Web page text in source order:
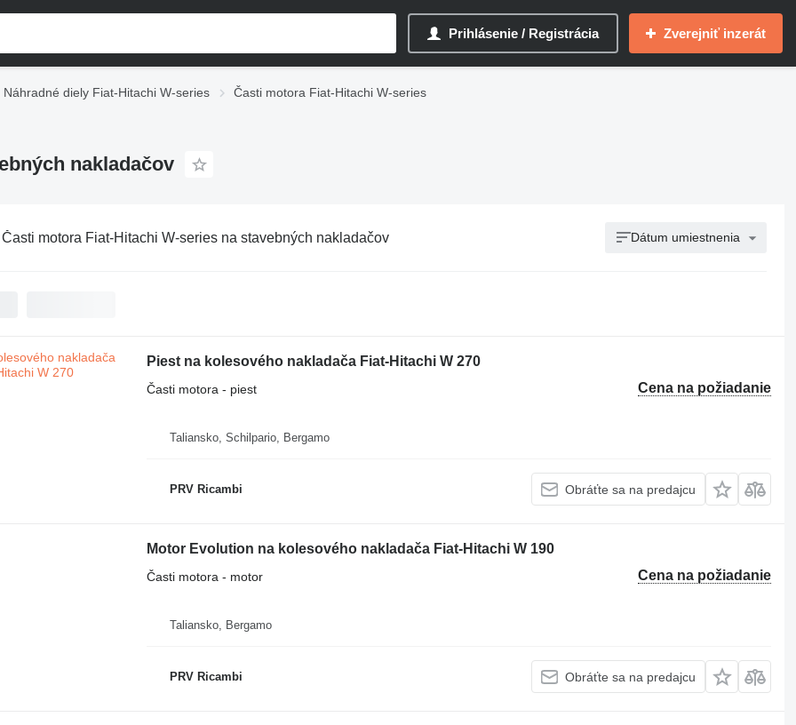
Prihlásenie / Registrácia Zverejniť inzerát
Náhradné diely Fiat-Hitachi W-series
Časti motora Fiat-Hitachi W-series
nakladačov
Časti motora Fiat-Hitachi W-series na stavebných nakladačov Dátum umiestnenia
Piest na kolesového nakladača Fiat-Hitachi W 270
Cena na požiadanie
Časti motora - piest
Taliansko, Schilpario, Bergamo
PRV Ricambi Obráťte sa na predajcu
Motor Evolution na kolesového nakladača Fiat-Hitachi W 190
Cena na požiadanie
Časti motora - motor
Taliansko, Bergamo
PRV Ricambi Obráťte sa na predajcu